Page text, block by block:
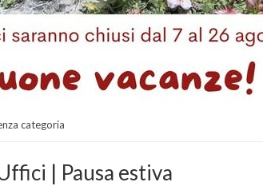
categoria
| Pausa estiva